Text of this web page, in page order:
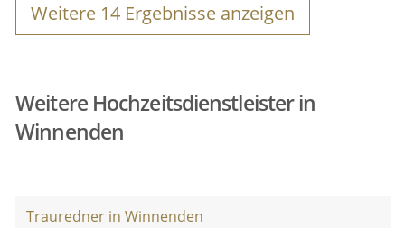
Weitere 14 Ergebnisse anzeigen
Weitere Hochzeitsdienstleister in
Winnenden
Trauredner in Winnenden